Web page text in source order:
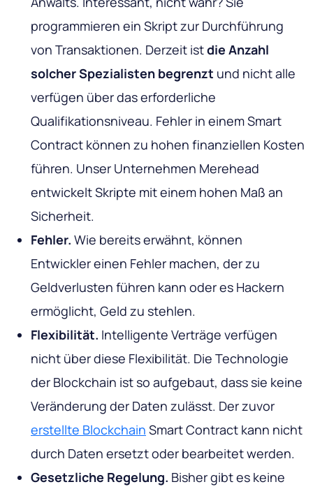
programmieren ein Skript zur Durchführung
von Transaktionen. Derzeit istdie Anzahl
solcher Spezialisten begrenzt und nicht alle
verfügen über das erforderliche
Qualifikationsniveau. Fehler in einem Smart
Contract können zu hohen finanziellen Kosten
führen. Unser Unternehmen Merehead
entwickelt Skripte mit einem hohen Maß an
Sicherheit.
Fehler. Wie bereits erwähnt, können
Entwickler einen Fehler machen, der zu
Geldverlusten führen kann oder es Hackern
ermöglicht, Geld zu stehlen.
Flexibilität. Intelligente Verträge verfügen
nicht über diese Flexibilität. Die Technologie
der Blockchain ist so aufgebaut, dass sie keine
Veränderung der Daten zulässt. Der zuvor
erstellte Blockchain Smart Contract kann nicht
durch Daten ersetzt oder bearbeitet werden.
Gesetzliche Regelung. Bisher gibt es keine